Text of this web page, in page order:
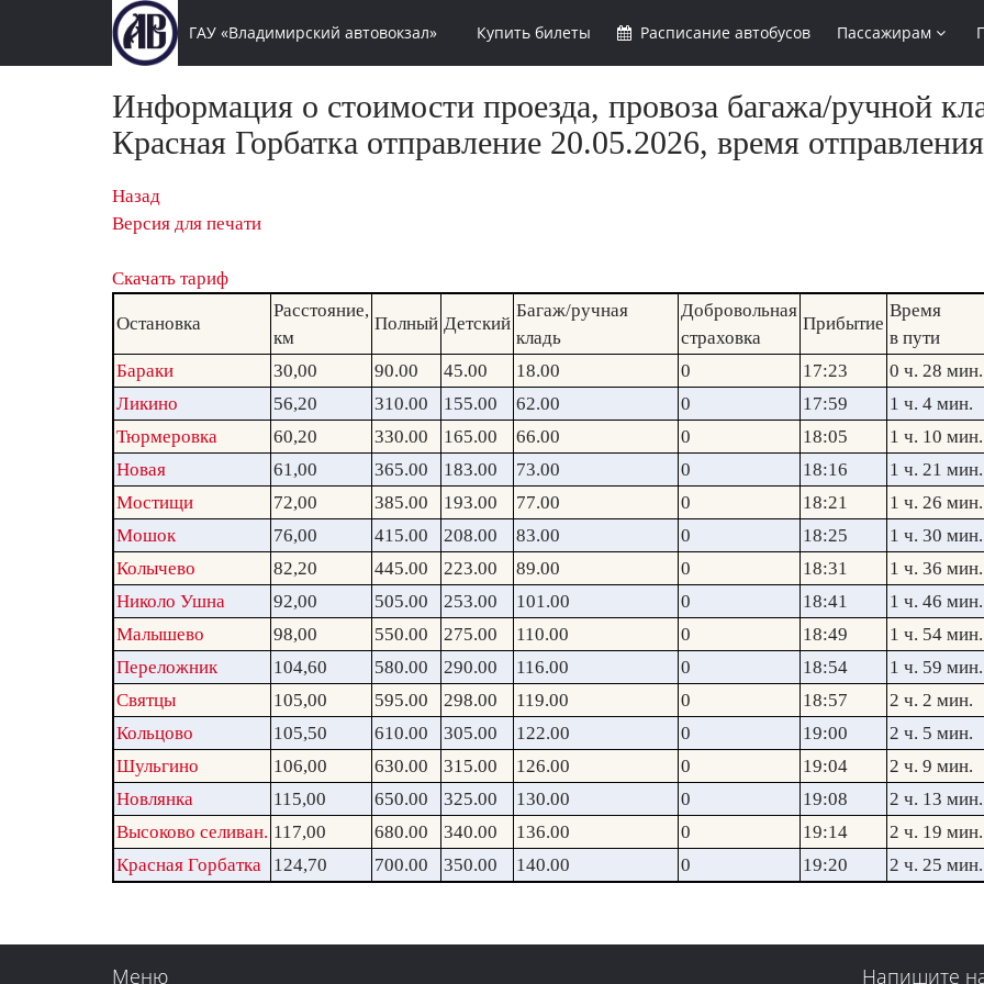
ГАУ «Владимирский автовокзал» Купить билеты Расписание автобусов Пассажирам
Информация о стоимости проезда, провоза багажа/ручной
Красная Горбатка отправление 20.05.2026, время
Назад
Версия для печати
Скачать тариф
Остановка
Расстояние,
км
Полный Детский
Багаж/ручная
кладь
Добровольная
страховка
Прибытие
Время
в пути
Бараки
30,00 90.00 45.00 18.00 0 17:23
0 ч. 28 мин.
Ликино
56,20 310.00 155.00 62.00 0 17:59
1 ч. 4 мин.
Тюрмеровка
60,20 330.00 165.00 66.00 0 18:05
1 ч. 10 мин.
Новая
61,00 365.00 183.00 73.00 0 18:16
1 ч. 21 мин.
Мостищи
72,00 385.00 193.00 77.00 0 18:21
1 ч. 26 мин.
Мошок
76,00 415.00 208.00 83.00 0 18:25
1 ч. 30 мин.
Колычево
82,20 445.00 223.00 89.00 0 18:31
1 ч. 36 мин.
Николо Ушна
92,00 505.00 253.00 101.00 0 18:41
1 ч. 46 мин.
Малышево
98,00 550.00 275.00 110.00 0 18:49
1 ч. 54 мин.
Переложник
104,60 580.00 290.00 116.00 0 18:54
1 ч. 59 мин.
Святцы
105,00 595.00 298.00 119.00 0 18:57
2 ч. 2 мин.
Кольцово
105,50 610.00 305.00 122.00 0 19:00
2 ч. 5 мин.
Шульгино
106,00 630.00 315.00 126.00 0 19:04
2 ч. 9 мин.
Новлянка
115,00 650.00 325.00 130.00 0 19:08
2 ч. 13 мин.
Высоково селиван. 117,00 680.00 340.00 136.00 0 19:14
2 ч. 19 мин.
Красная Горбатка
124,70 700.00 350.00 140.00 0 19:20 2 ч. 25 мин.
Меню Напишите